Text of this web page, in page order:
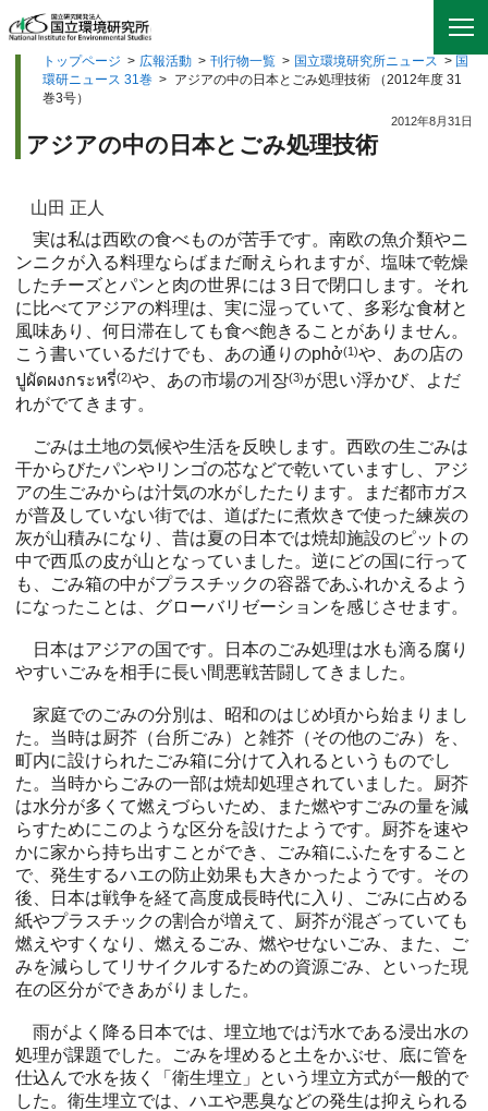
トップページ > 広報活動 > 刊行物一覧 > 国立環境研究所ニュース > 国
環研ニュース 31巻 > アジアの中の日本とごみ処理技術 （2012年度 31
巻3号）
2012年8月31日
アジアの中の日本とごみ処理技術
山田 正人
実は私は西欧の食べものが苦手です。南欧の魚介類やニ
ンニクが入る料理ならばまだ耐えられますが、塩味で乾燥
したチーズとパンと肉の世界には３日で閉口します。それ
に比べてアジアの料理は、実に湿っていて、多彩な食材と
風味あり、何日滞在しても食べ飽きることがありません。
こう書いているだけでも、あの通りのphở(1)や、あの店の
ปูผัดผงกระหรี่(2)や、あの市場の게장(3)が思い浮かび、よだ
れがでてきます。
ごみは土地の気候や生活を反映します。西欧の生ごみは
干からびたパンやリンゴの芯などで乾いていますし、アジ
アの生ごみからは汁気の水がしたたります。まだ都市ガス
が普及していない街では、道ばたに煮炊きで使った練炭の
灰が山積みになり、昔は夏の日本では焼却施設のピットの
中で西瓜の皮が山となっていました。逆にどの国に行って
も、ごみ箱の中がプラスチックの容器であふれかえるよう
になったことは、グローバリゼーションを感じさせます。
日本はアジアの国です。日本のごみ処理は水も滴る腐り
やすいごみを相手に長い間悪戦苦闘してきました。
家庭でのごみの分別は、昭和のはじめ頃から始まりまし
た。当時は厨芥（台所ごみ）と雑芥（その他のごみ）を、
町内に設けられたごみ箱に分けて入れるというものでし
た。当時からごみの一部は焼却処理されていました。厨芥
は水分が多くて燃えづらいため、また燃やすごみの量を減
らすためにこのような区分を設けたようです。厨芥を速や
かに家から持ち出すことができ、ごみ箱にふたをすること
で、発生するハエの防止効果も大きかったようです。その
後、日本は戦争を経て高度成長時代に入り、ごみに占める
紙やプラスチックの割合が増えて、厨芥が混ざっていても
燃えやすくなり、燃えるごみ、燃やせないごみ、また、ご
みを減らしてリサイクルするための資源ごみ、といった現
在の区分ができあがりました。
雨がよく降る日本では、埋立地では汚水である浸出水の
処理が課題でした。ごみを埋めると土をかぶせ、底に管を
仕込んで水を抜く「衛生埋立」という埋立方式が一般的で
した。衛生埋立では、ハエや悪臭などの発生は抑えられる